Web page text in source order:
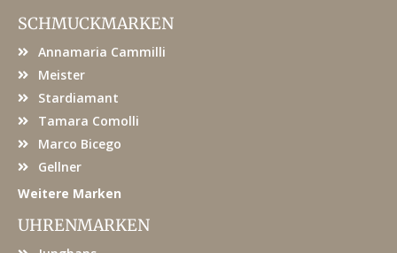
e
b
o
SCHMUCKMARKEN
Annamaria Cammilli
Meister
Stardiamant
Tamara Comolli
Marco Bicego
Gellner
Weitere Marken
UHRENMARKEN